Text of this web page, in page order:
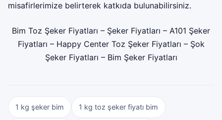
misafirlerimize belirterek katkıda bulunabilirsiniz.
Bim Toz Şeker Fiyatları – Şeker Fiyatları – A101 Şeker
Fiyatları – Happy Center Toz Şeker Fiyatları – Şok
Şeker Fiyatları – Bim Şeker Fiyatları
1 kg şeker bim 1 kg toz şeker fiyatı bim